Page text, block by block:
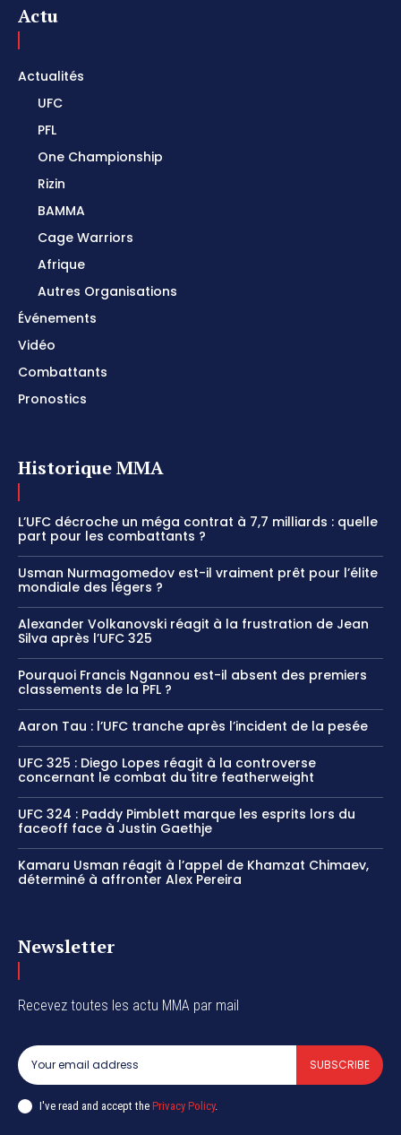
Actu
Actualités
UFC
PFL
One Championship
Rizin
BAMMA
Cage Warriors
Afrique
Autres Organisations
Événements
Vidéo
Combattants
Pronostics
Historique MMA
L’UFC décroche un méga contrat à 7,7 milliards : quelle
part pour les combattants ?
Usman Nurmagomedov est-il vraiment prêt pour l’élite
mondiale des légers ?
Alexander Volkanovski réagit à la frustration de Jean
Silva après l’UFC 325
Pourquoi Francis Ngannou est-il absent des premiers
classements de la PFL ?
Aaron Tau : l’UFC tranche après l’incident de la pesée
UFC 325 : Diego Lopes réagit à la controverse
concernant le combat du titre featherweight
UFC 324 : Paddy Pimblett marque les esprits lors du
faceoff face à Justin Gaethje
Kamaru Usman réagit à l’appel de Khamzat Chimaev,
déterminé à affronter Alex Pereira
Newsletter
Recevez toutes les actu MMA par mail
SUBSCRIBE
I've read and accept the Privacy Policy.